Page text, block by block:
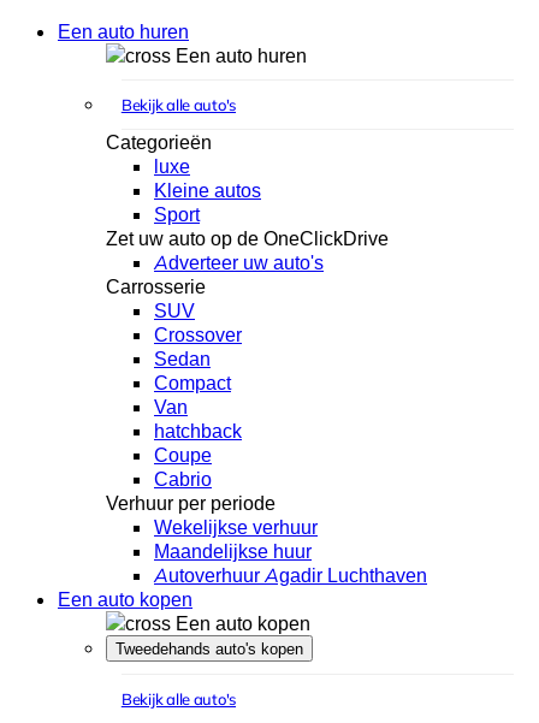
Een auto huren
Een auto huren
Bekijk alle auto's
Categorieën
luxe
Kleine autos
Sport
Zet uw auto op de OneClickDrive
Adverteer uw auto's
Carrosserie
SUV
Crossover
Sedan
Compact
Van
hatchback
Coupe
Cabrio
Verhuur per periode
Wekelijkse verhuur
Maandelijkse huur
Autoverhuur Agadir Luchthaven
Een auto kopen
Een auto kopen
Tweedehands auto's kopen
Bekijk alle auto's